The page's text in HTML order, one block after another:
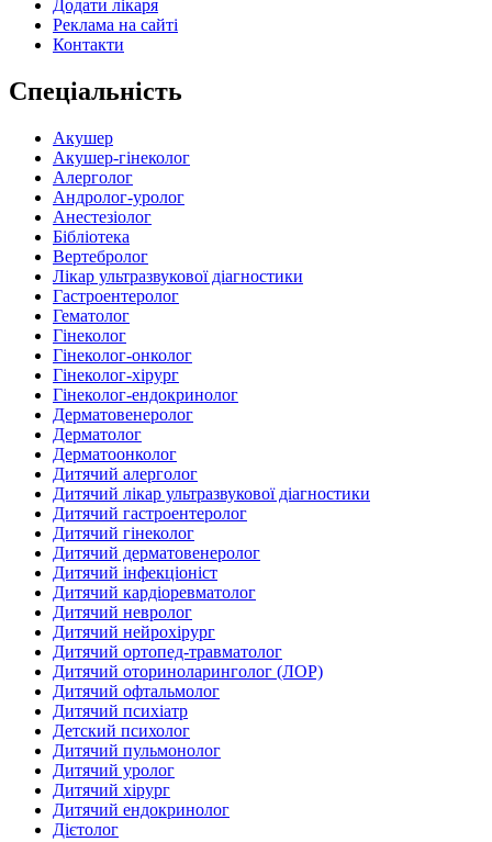
Додати лікаря
Реклама на сайті
Контакти
Спеціальність
Акушер
Акушер-гінеколог
Алерголог
Андролог-уролог
Анестезіолог
Бібліотека
Вертебролог
Лікар ультразвукової діагностики
Гастроентеролог
Гематолог
Гінеколог
Гінеколог-онколог
Гінеколог-хірург
Гінеколог-ендокринолог
Дерматовенеролог
Дерматолог
Дерматоонколог
Дитячий алерголог
Дитячий лікар ультразвукової діагностики
Дитячий гастроентеролог
Дитячий гінеколог
Дитячий дерматовенеролог
Дитячий інфекціоніст
Дитячий кардіоревматолог
Дитячий невролог
Дитячий нейрохірург
Дитячий ортопед-травматолог
Дитячий оториноларинголог (ЛОР)
Дитячий офтальмолог
Дитячий психіатр
Детский психолог
Дитячий пульмонолог
Дитячий уролог
Дитячий хірург
Дитячий ендокринолог
Дієтолог